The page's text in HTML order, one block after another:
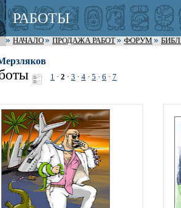
РАБОТЫ
НАЧАЛО ПРОДАЖА РАБОТ ФОРУМ
1 · 2 · 3 · 4 · 5 · 6 · 7